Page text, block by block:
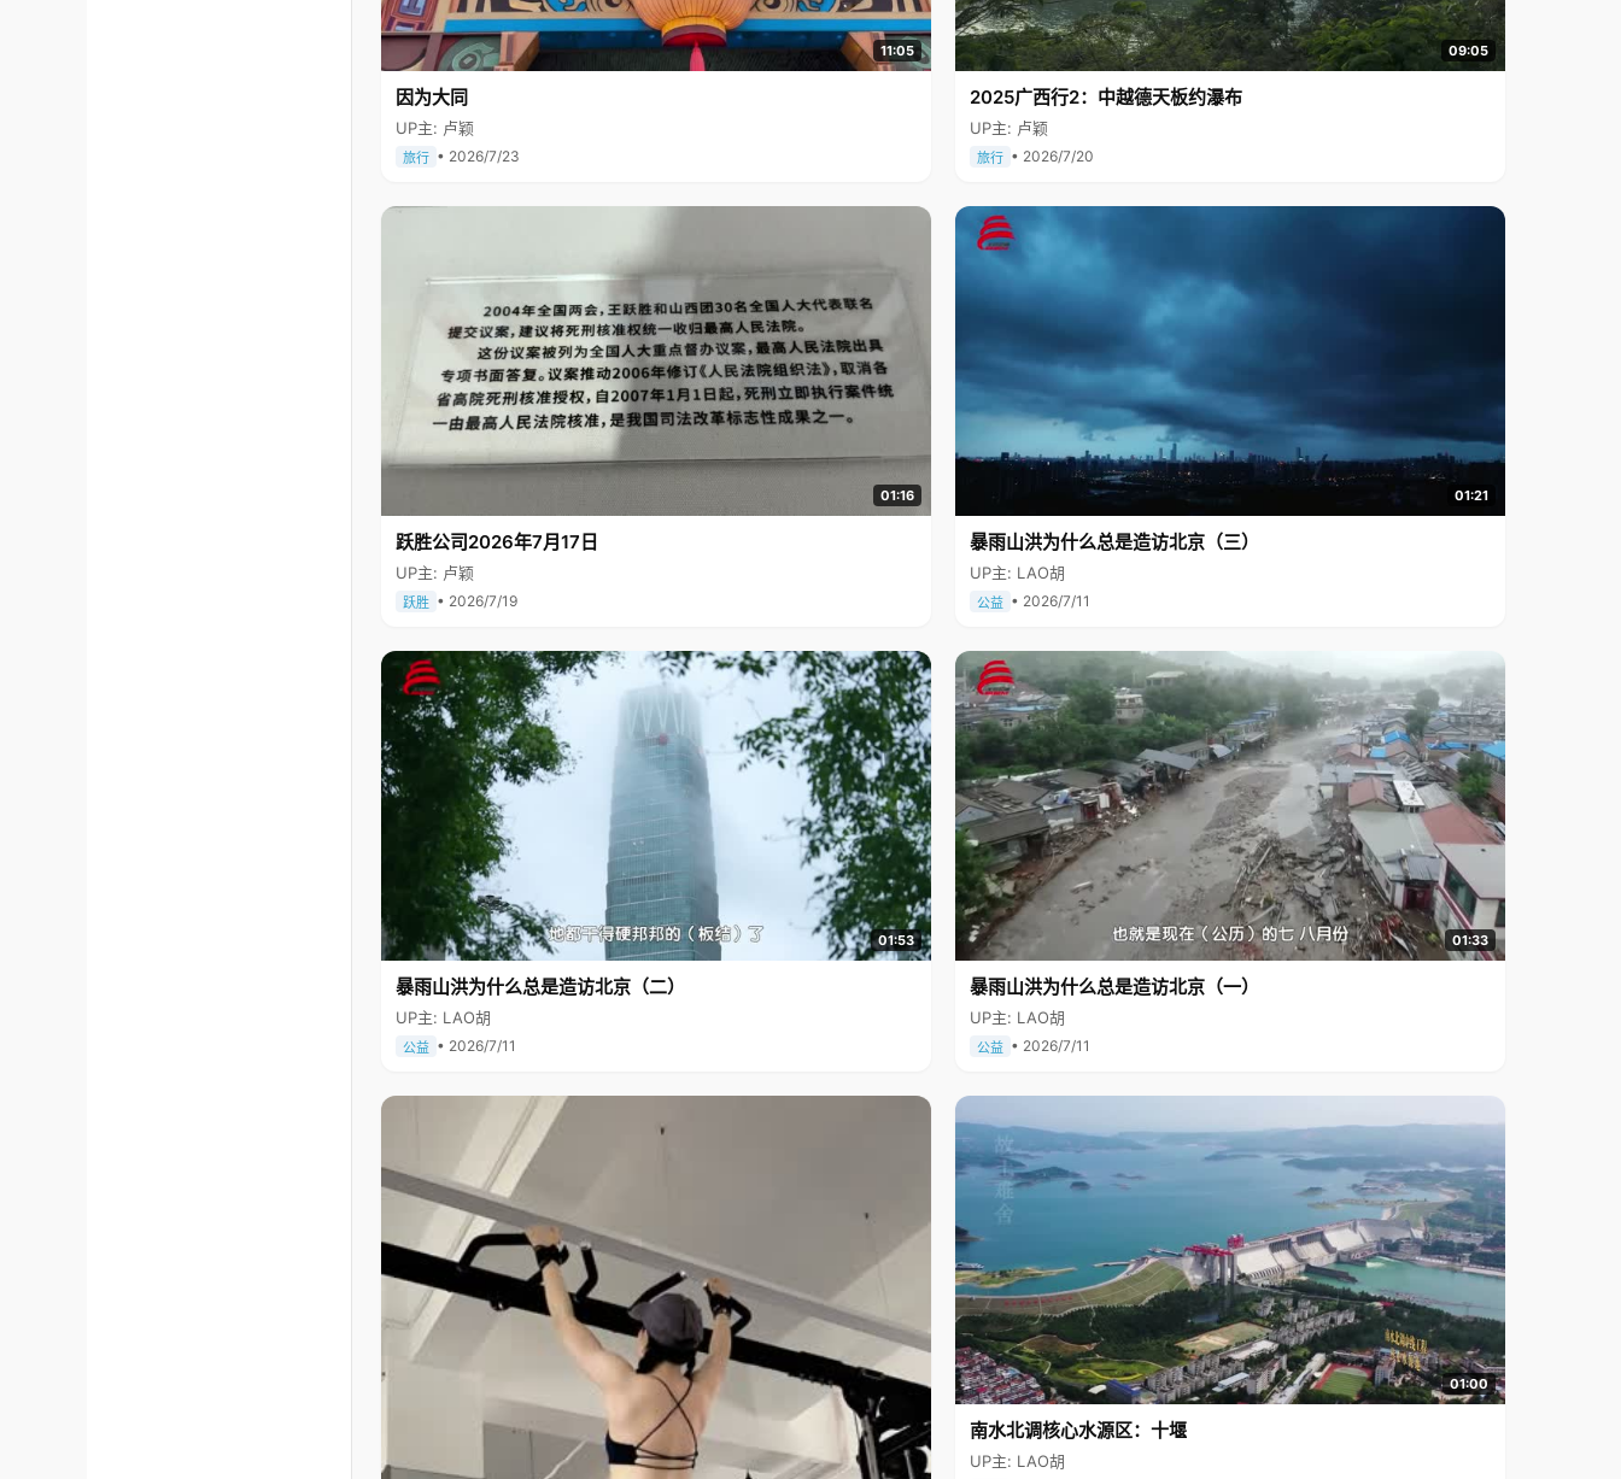
11:05
因为大同
UP主: 卢颖
旅行 • 2026/7/23
09:05
2025广西行2：中越德天板约瀑布
UP主: 卢颖
旅行 • 2026/7/20
01:16
跃胜公司2026年7月17日
UP主: 卢颖
跃胜 • 2026/7/19
01:21
暴雨山洪为什么总是造访北京（三）
UP主: LAO胡
公益 • 2026/7/11
01:53
暴雨山洪为什么总是造访北京（二）
UP主: LAO胡
公益 • 2026/7/11
01:33
暴雨山洪为什么总是造访北京（一）
UP主: LAO胡
公益 • 2026/7/11
01:00
南水北调核心水源区：十堰
UP主: LAO胡